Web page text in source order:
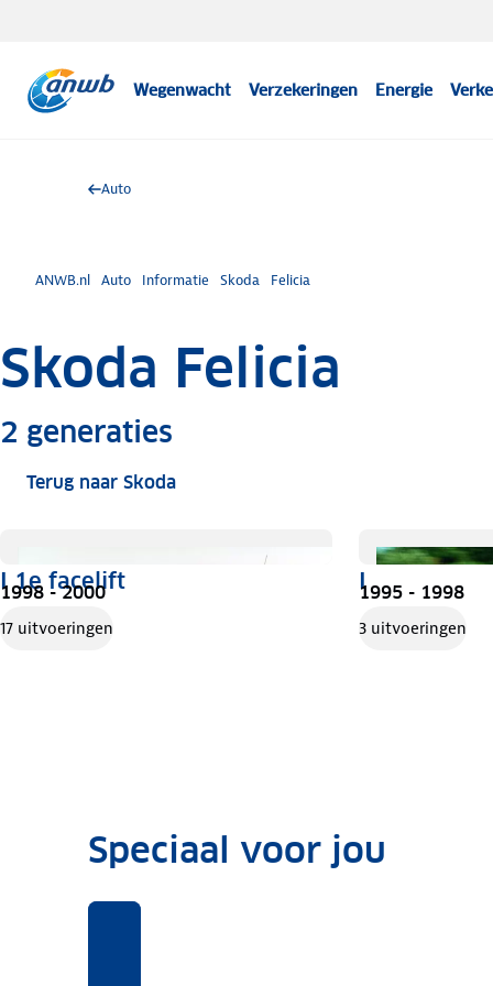
Wegenwacht Verzekeringen Energie
Auto
ANWB.nl Auto Informatie Skoda Felicia
Skoda Felicia
2 generaties
Terug naar Skoda
I 1e facelift
1998 - 2000
17 uitvoeringen
I
1995 - 1998
3 uitvoeringen
Speciaal voor jou